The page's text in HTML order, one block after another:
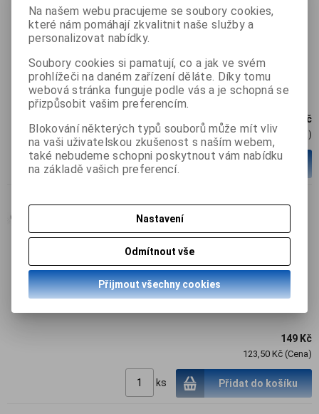
159 Kč
131,50 Kč (Cena)
ks
USAMS EP-12 Stereo
Originální 3,5 mm Black
Katalogové číslo:
Termín dodání (dny):skladem
Skladem:2 ks
149 Kč
123,50 Kč (Cena)
ks Přidat do košíku
Na našem webu pracujeme se soubory cookies,
které nám pomáhají zkvalitnit naše služby a
personalizovat nabídky.
Soubory cookies si pamatují, co a jak ve svém
prohlížeči na daném zařízení děláte. Díky tomu
webová stránka funguje podle vás a je schopná se
přizpůsobit vašim preferencím.
Blokování některých typů souborů může mít vliv
na vaši uživatelskou zkušenost s naším webem,
také nebudeme schopni poskytnout vám nabídku
na základě vašich preferencí.
Nastavení
Odmítnout vše
Přijmout všechny cookies